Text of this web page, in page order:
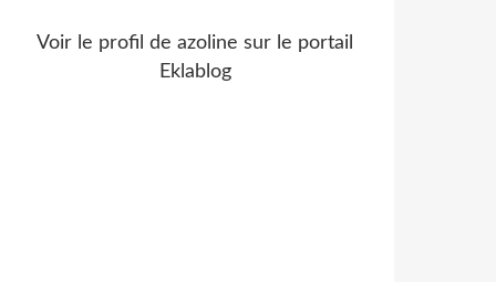
Voir le profil de azoline sur le portail
Eklablog